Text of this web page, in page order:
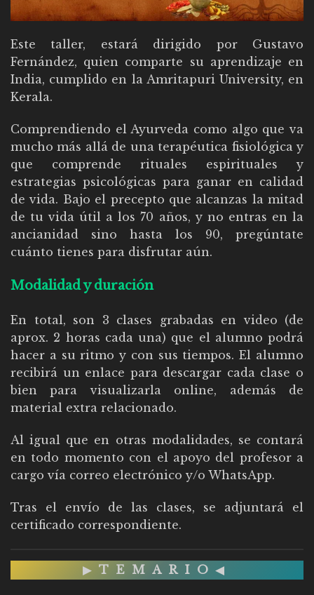
Este taller, estará dirigido por Gustavo
Fernández, quien comparte su aprendizaje en
India, cumplido en la Amritapuri University, en
Kerala.
Comprendiendo el Ayurveda como algo que va
mucho más allá de una terapéutica fisiológica y
que comprende rituales espirituales y
estrategias psicológicas para ganar en calidad
de vida. Bajo el precepto que alcanzas la mitad
de tu vida útil a los 70 años, y no entras en la
ancianidad sino hasta los 90, pregúntate
cuánto tienes para disfrutar aún.
Modalidad y duración
En total, son 3 clases grabadas en video (de
aprox. 2 horas cada una) que el alumno podrá
hacer a su ritmo y con sus tiempos. El alumno
recibirá un enlace para descargar cada clase o
bien para visualizarla online, además de
material extra relacionado.
Al igual que en otras modalidades, se contará
en todo momento con el apoyo del profesor a
cargo vía correo electrónico y/o WhatsApp.
Tras el envío de las clases, se adjuntará el
certificado correspondiente.
▶ TEMARIO ◀